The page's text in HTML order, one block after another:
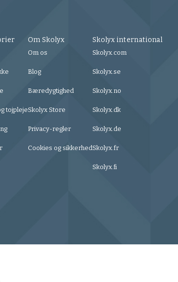
tojpleje
Om Skolyx
Om os
Blog
Bæredygtighed
Skolyx Store
Privacy-regler
Cookies og sikkerhed
Skolyx international
Skolyx.com
Skolyx.se
Skolyx.no
Skolyx.dk
Skolyx.de
Skolyx.fr
Skolyx.fi